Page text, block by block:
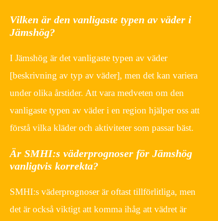
Vilken är den vanligaste typen av väder i
Jämshög?
I Jämshög är det vanligaste typen av väder
[beskrivning av typ av väder], men det kan variera
under olika årstider. Att vara medveten om den
vanligaste typen av väder i en region hjälper oss att
förstå vilka kläder och aktiviteter som passar bäst.
Är SMHI:s väderprognoser för Jämshög
vanligtvis korrekta?
SMHI:s väderprognoser är oftast tillförlitliga, men
det är också viktigt att komma ihåg att vädret är